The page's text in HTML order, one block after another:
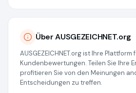
Über AUSGEZEICHNET.org
AUSGEZEICHNET.org ist Ihre Plattform
Kundenbewertungen. Teilen Sie Ihre
profitieren Sie von den Meinungen
Entscheidungen zu treffen.